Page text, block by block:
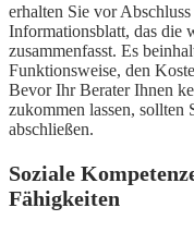
erhalten Sie vor
Informationsblatt, das die
zusammenfasst. Es
Funktionsweise, den
Bevor Ihr Berater Ihnen
zukommen lassen, sollten
abschließen.
Soziale
Fähigkeiten